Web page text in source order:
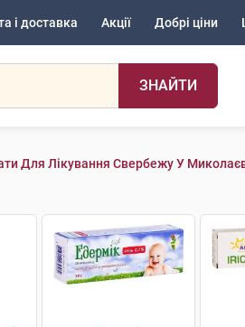
і доставка Акції Добрі ціни
ЗНАЙТИ
Для Лікування Свербежу У